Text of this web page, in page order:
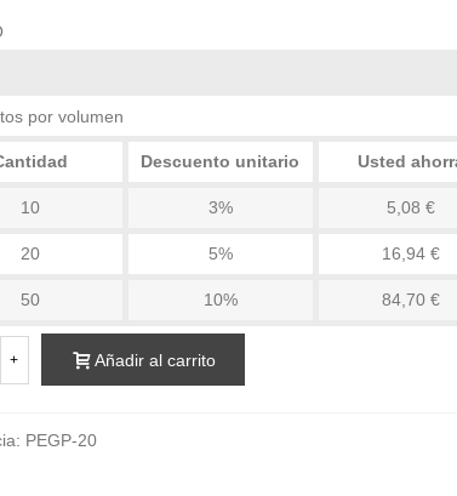
por volumen
Descuento unitario Usted
10 3% 5,08 €
20 5% 16,94 €
50 10% 84,70 €
+ Añadir al carrito
PEGP-20